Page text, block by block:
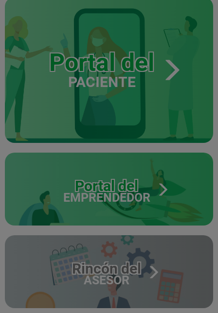
Portal del
PACIENTE
Portal del
EMPRENDEDOR
Rincón del
ASESOR